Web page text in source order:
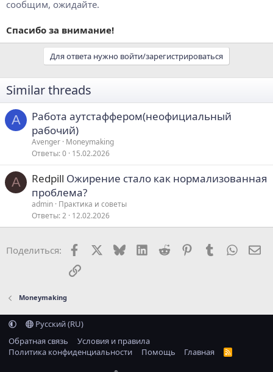
сообщим, ожидайте.
Спасибо за внимание!
Для ответа нужно войти/зарегистрироваться
Similar threads
A
Работа аутстаффером(неофициальный
рабочий)
Avenger Moneymaking
Ответы 0 15.02.2026
A Redpill Ожирение стало как нормализованная
проблема?
admin Практика и советы
Ответы 2 12.02.2026
Поделиться: Facebook BlueskyLinkedIn
Reddit PinterestTumblr
Ссылка
Moneymaking
Русский (RU)
Обратная связь
Условия и правила
Политика конфиденциальности
Помощь Главная
R